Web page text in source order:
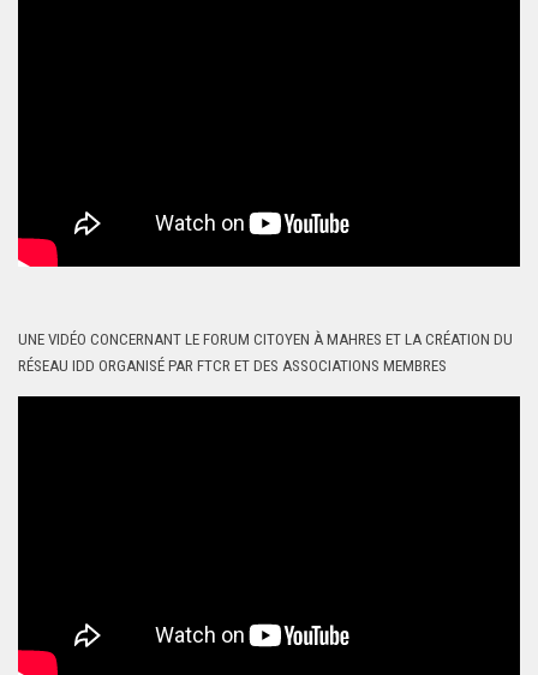
UNE VIDÉO CONCERNANT LE FORUM CITOYEN À MAHRES ET LA CRÉATION DU
RÉSEAU IDD ORGANISÉ PAR FTCR ET DES ASSOCIATIONS MEMBRES